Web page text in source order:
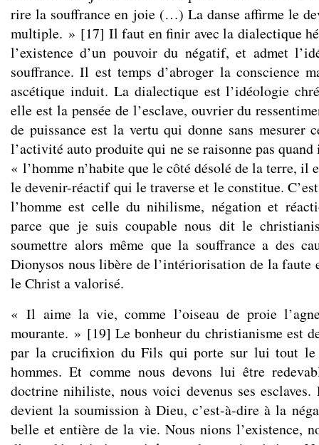
rire la souffrance en joie (…) La danse affirme le
multiple. » [17] Il faut en finir avec la dialectique
l’existence d’un pouvoir du négatif, et admet
souffrance. Il est temps d’abroger la conscience
ascétique induit. La dialectique est l’idéologie
elle est la pensée de l’esclave, ouvrier du
de puissance est la vertu qui donne sans mesurer
l’activité auto produite qui ne se raisonne pas
« l’homme n’habite que le côté désolé de la terre, il
le devenir-réactif qui le traverse et le constitue.
l’homme est celle du nihilisme, négation et
parce que je suis coupable nous dit le
soumettre alors même que la souffrance a des
Dionysos nous libère de l’intériorisation de la faute
le Christ a valorisé.
« Il aime la vie, comme l’oiseau de proie
mourante. » [19] Le bonheur du christianisme est
par la crucifixion du Fils qui porte sur lui tout le
hommes. Et comme nous devons lui être
doctrine nihiliste, nous voici devenus ses esclaves.
devient la soumission à Dieu, c’est-à-dire à la
belle et entière de la vie. Nous nions l’existence,